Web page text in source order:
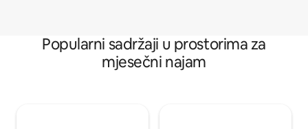
Popularni sadržaji u prostorima za
mjesečni najam